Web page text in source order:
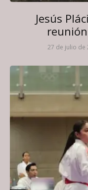
Jesús
27 de julio de